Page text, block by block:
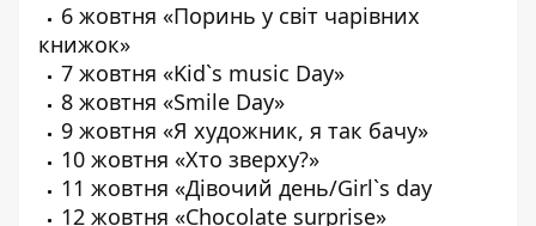
6 жовтня «Поринь у світ чарівних
книжок»
7 жовтня «Kid`s music Day»
8 жовтня «Smile Day»
9 жовтня «Я художник, я так бачу»
10 жовтня «Хто зверху?»
11 жовтня «Дівочий день/Girl`s day
12 жовтня «Chocolate surprise»